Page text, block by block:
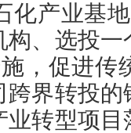
化产业基
构、选投
，促进传
界转投
转型项